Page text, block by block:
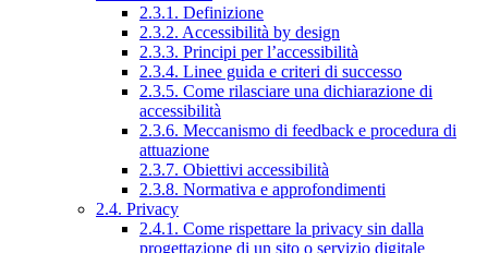
2.3.1. Definizione
2.3.2. Accessibilità by design
2.3.3. Principi per l’accessibilità
2.3.4. Linee guida e criteri di successo
2.3.5. Come rilasciare una dichiarazione di
accessibilità
2.3.6. Meccanismo di feedback e procedura di
attuazione
2.3.7. Obiettivi accessibilità
2.3.8. Normativa e approfondimenti
2.4. Privacy
2.4.1. Come rispettare la privacy sin dalla
progettazione di un sito o servizio digitale